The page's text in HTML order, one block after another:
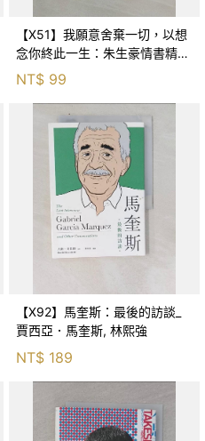
【X51】我願意舍棄一切，以想
念你終此一生：朱生豪情書精選
_簡體_朱生豪
NT$ 99
【X92】馬奎斯：最後的訪談_
賈西亞．馬奎斯, 林熙強
NT$ 189